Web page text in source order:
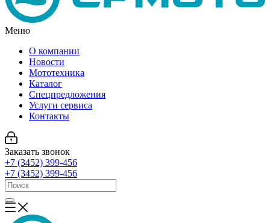
Меню
О компании
Новости
Мототехника
Каталог
Спецпредложения
Услуги сервиса
Контакты
Заказать звонок
+7 (3452) 399-456
+7 (3452) 399-456